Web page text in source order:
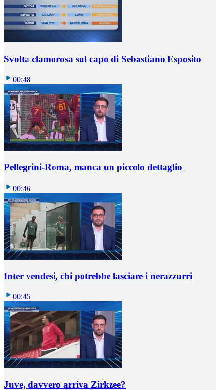
Svolta clamorosa sul capo di Sebastiano Esposito
00:48
Pellegrini-Roma, manca un piccolo dettaglio
00:46
Inter vendesi, chi potrebbe lasciare i nerazzurri
00:45
Juve, davvero arriva Zirkzee?